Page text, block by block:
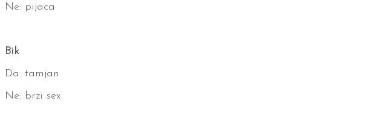
Ne: pijaca
Bik
Da: tamjan
Ne: brzi sex